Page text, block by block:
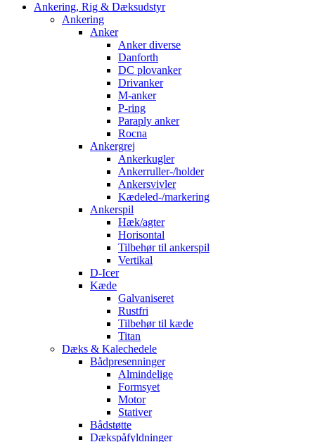
Ankering, Rig & Dæksudstyr
Ankering
Anker
Anker diverse
Danforth
DC plovanker
Drivanker
M-anker
P-ring
Paraply anker
Rocna
Ankergrej
Ankerkugler
Ankerruller-/holder
Ankersvivler
Kædeled-/markering
Ankerspil
Hæk/agter
Horisontal
Tilbehør til ankerspil
Vertikal
D-Icer
Kæde
Galvaniseret
Rustfri
Tilbehør til kæde
Titan
Dæks & Kalechedele
Bådpresenninger
Almindelige
Formsyet
Motor
Stativer
Bådstøtte
Dækspåfyldninger